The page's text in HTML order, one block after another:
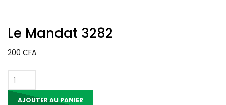
Le Mandat 3282
200 CFA
quantité
de
AJOUTER AU PANIER